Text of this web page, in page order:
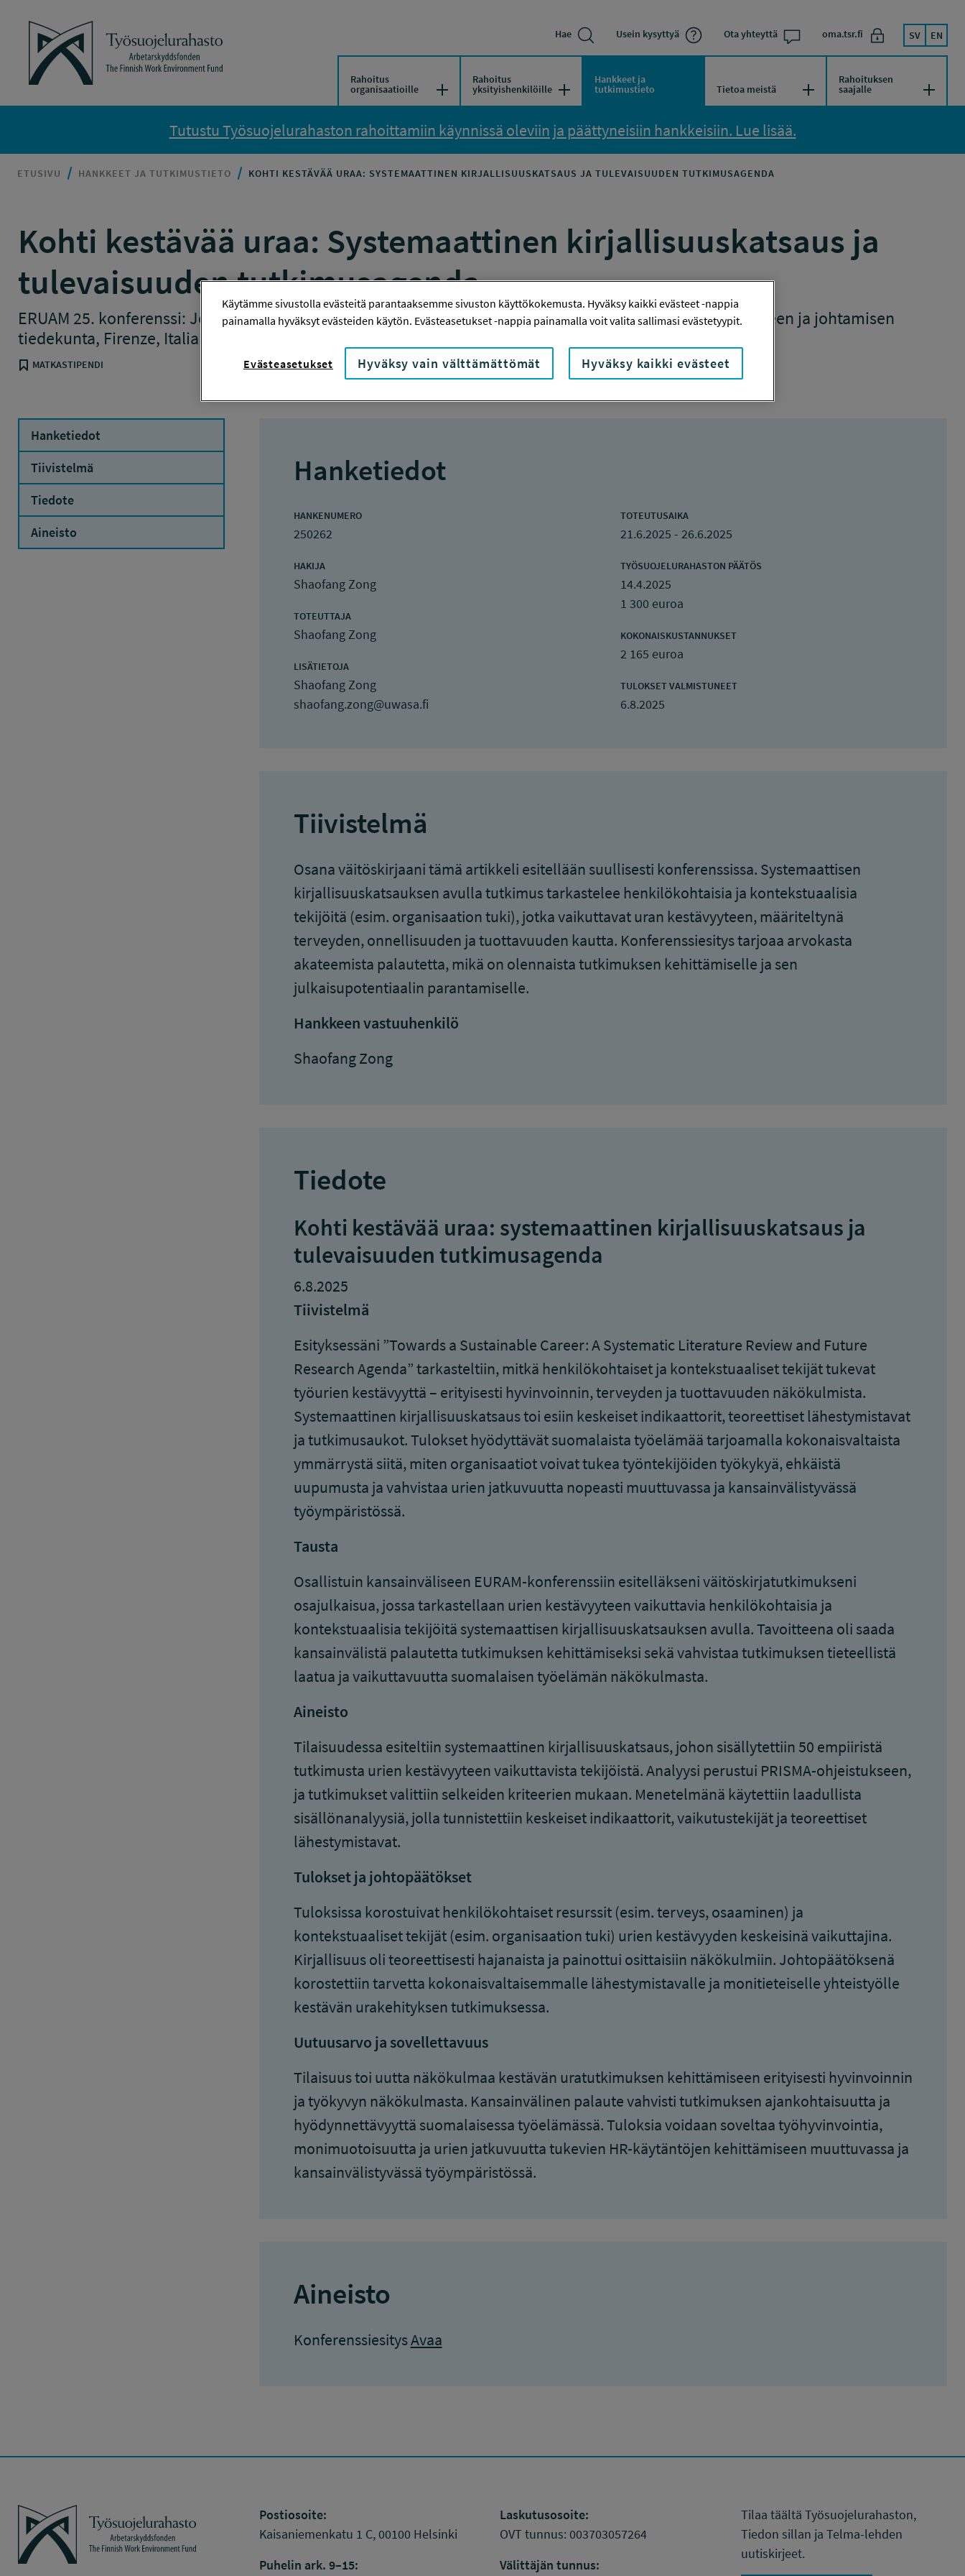
Työsuojelurahasto
Hae Usein kysyttyä Ota yhteyttä oma.tsr.fi SV EN
Rahoitus
organisaatioille Avaa/Sulje valikko
Rahoitus
yksityishenkilöille Avaa/Sulje valikko
Hankkeet ja
tutkimustieto Tietoa meistä Avaa/Sulje valikko
Rahoituksen
saajalle Avaa/
Tutustu Työsuojelurahaston rahoittamiin käynnissä oleviin ja päättyneisiin hankkeisiin. Lue lisää.
ETUSIVU HANKKEET JA TUTKIMUSTIETO KOHTI KESTÄVÄÄ URAA: SYSTEMAATTINEN KIRJALLISUUSKATSAUS JA TULEVAISUUDEN TUTKIMUSAGENDA
Kohti kestävää uraa: Systemaattinen kirjallisuuskatsaus ja
tulevaisuuden tutkimusagenda
ERUAM 25. konferenssi: Johtaminen tarkoituksella, 22.–25. kesäkuuta 2025, Firenzen yliopisto, Taloustieteen ja johtamisen
tiedekunta, Firenze, Italia
MATKASTIPENDI
Hanketiedot
Tiivistelmä
Tiedote
Aineisto
Hanketiedot
HANKENUMERO
250262
HAKIJA
Shaofang Zong
TOTEUTTAJA
Shaofang Zong
LISÄTIETOJA
Shaofang Zong
shaofang.zong@uwasa.fi
TOTEUTUSAIKA
21.6.2025 - 26.6.2025
TYÖSUOJELURAHASTON PÄÄTÖS
14.4.2025
1 300 euroa
KOKONAISKUSTANNUKSET
2 165 euroa
TULOKSET VALMISTUNEET
6.8.2025
Tiivistelmä
Osana väitöskirjaani tämä artikkeli esitellään suullisesti konferenssissa. Systemaattisen
kirjallisuuskatsauksen avulla tutkimus tarkastelee henkilökohtaisia ja kontekstuaalisia
tekijöitä (esim. organisaation tuki), jotka vaikuttavat uran kestävyyteen, määriteltynä
terveyden, onnellisuuden ja tuottavuuden kautta. Konferenssiesitys tarjoaa arvokasta
akateemista palautetta, mikä on olennaista tutkimuksen kehittämiselle ja sen
julkaisupotentiaalin parantamiselle.
Hankkeen vastuuhenkilö
Shaofang Zong
Tiedote
Kohti kestävää uraa: systemaattinen kirjallisuuskatsaus ja
tulevaisuuden tutkimusagenda
6.8.2025
Tiivistelmä
Esityksessäni ”Towards a Sustainable Career: A Systematic Literature Review and Future
Research Agenda” tarkasteltiin, mitkä henkilökohtaiset ja kontekstuaaliset tekijät tukevat
työurien kestävyyttä – erityisesti hyvinvoinnin, terveyden ja tuottavuuden näkökulmista.
Systemaattinen kirjallisuuskatsaus toi esiin keskeiset indikaattorit, teoreettiset lähestymistavat
ja tutkimusaukot. Tulokset hyödyttävät suomalaista työelämää tarjoamalla kokonaisvaltaista
ymmärrystä siitä, miten organisaatiot voivat tukea työntekijöiden työkykyä, ehkäistä
uupumusta ja vahvistaa urien jatkuvuutta nopeasti muuttuvassa ja kansainvälistyvässä
työympäristössä.
Tausta
Osallistuin kansainväliseen EURAM-konferenssiin esitelläkseni väitöskirjatutkimukseni
osajulkaisua, jossa tarkastellaan urien kestävyyteen vaikuttavia henkilökohtaisia ja
kontekstuaalisia tekijöitä systemaattisen kirjallisuuskatsauksen avulla. Tavoitteena oli saada
kansainvälistä palautetta tutkimuksen kehittämiseksi sekä vahvistaa tutkimuksen tieteellistä
laatua ja vaikuttavuutta suomalaisen työelämän näkökulmasta.
Aineisto
Tilaisuudessa esiteltiin systemaattinen kirjallisuuskatsaus, johon sisällytettiin 50 empiiristä
tutkimusta urien kestävyyteen vaikuttavista tekijöistä. Analyysi perustui PRISMA-ohjeistukseen,
ja tutkimukset valittiin selkeiden kriteerien mukaan. Menetelmänä käytettiin laadullista
sisällönanalyysiä, jolla tunnistettiin keskeiset indikaattorit, vaikutustekijät ja teoreettiset
lähestymistavat.
Tulokset ja johtopäätökset
Tuloksissa korostuivat henkilökohtaiset resurssit (esim. terveys, osaaminen) ja
kontekstuaaliset tekijät (esim. organisaation tuki) urien kestävyyden keskeisinä vaikuttajina.
Kirjallisuus oli teoreettisesti hajanaista ja painottui osittaisiin näkökulmiin. Johtopäätöksenä
korostettiin tarvetta kokonaisvaltaisemmalle lähestymistavalle ja monitieteiselle yhteistyölle
kestävän urakehityksen tutkimuksessa.
Uutuusarvo ja sovellettavuus
Tilaisuus toi uutta näkökulmaa kestävän uratutkimuksen kehittämiseen erityisesti hyvinvoinnin
ja työkyvyn näkökulmasta. Kansainvälinen palaute vahvisti tutkimuksen ajankohtaisuutta ja
hyödynnettävyyttä suomalaisessa työelämässä. Tuloksia voidaan soveltaa työhyvinvointia,
monimuotoisuutta ja urien jatkuvuutta tukevien HR-käytäntöjen kehittämiseen muuttuvassa ja
kansainvälistyvässä työympäristössä.
Aineisto
KonferenssiesitysAvaa
Työsuojelurahasto
Postiosoite:
Kaisaniemenkatu 1 C, 00100 Helsinki
Puhelin ark. 9–15:
Laskutusosoite:
OVT tunnus: 003703057264
Välittäjän tunnus:
Tilaa täältä Työsuojelurahaston,
Tiedon sillan ja Telma-lehden
uutiskirjeet.
Käytämme sivustolla evästeitä parantaaksemme sivuston käyttökokemusta. Hyväksy kaikki evästeet -nappia
painamalla hyväksyt evästeiden käytön. Evästeasetukset -nappia painamalla voit valita sallimasi evästetyypit.
Hyväksy vain välttämättömät Hyväksy kaikki evästeet
Evästeasetukset